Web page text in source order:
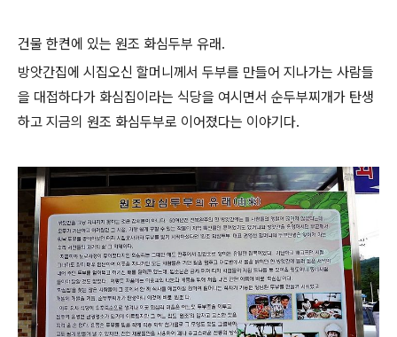
건물 한켠에 있는 원조 화심두부 유래.
방앗간집에 시집오신 할머니께서 두부를 만들어 지나가는 사람들
을 대접하다가 화심집이라는 식당을 여시면서 순두부찌개가 탄생
하고 지금의 원조 화심두부로 이어졌다는 이야기다.